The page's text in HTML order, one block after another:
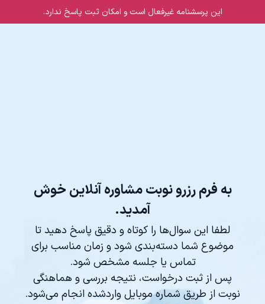
این پرسشنامه غیر‌فعال است و امکان ثبت پاسخ ندارد.
به فرم رزرو نوبت مشاوره آنلاین خوش
آمدید.
لطفا این سوال‌ها را کوتاه و دقیق پاسخ دهید تا
موضوع شما دسته‌بندی شود و زمان مناسب برای
تماس یا جلسه مشخص شود.
پس از ثبت درخواست، نتیجه بررسی و هماهنگی
نوبت از طریق شماره موبایل واردشده انجام می‌شود.